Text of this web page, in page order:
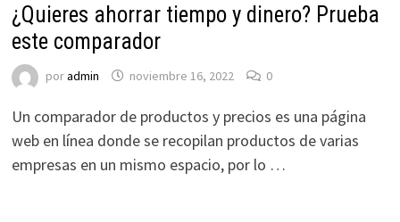
¿Quieres ahorrar tiempo y dinero? Prueba
este comparador
poradmin noviembre 16, 2022 0
Un comparador de productos y precios es una página
web en línea donde se recopilan productos de varias
empresas en un mismo espacio, por lo …